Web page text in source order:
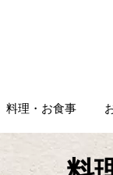
料理・お食事